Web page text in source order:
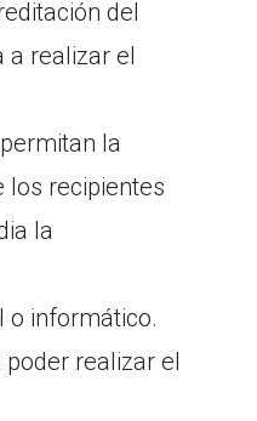
del
a realizar el
la
los recipientes
la
o informático.
realizar el